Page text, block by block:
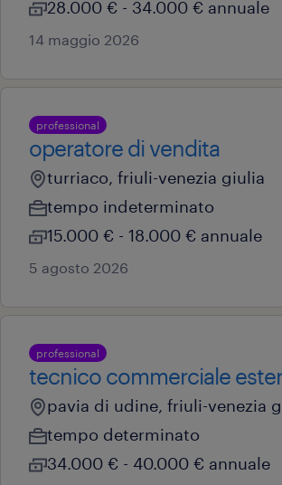
28.000 € - 34.000 € annuale
14 maggio 2026
professional
operatore di vendita
turriaco, friuli-venezia giulia
tempo indeterminato
15.000 € - 18.000 € annuale
5 agosto 2026
professional
tecnico commerciale
pavia di udine, friuli-venezia
tempo determinato
34.000 € - 40.000 € annuale